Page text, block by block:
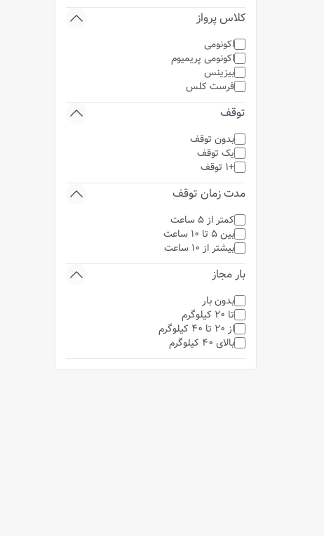
کلاس پرواز
اکونومی
اکونومی پریمیوم
بیزینس
فرست کلس
توقف
بدون توقف
یک توقف
+1 توقف
مدت زمان توقف
کمتر از 5 ساعت
بین 5 تا 10 ساعت
بیشتر از 10 ساعت
بار مجاز
بدون بار
تا 20 کیلوگرم
از 20 تا 40 کیلوگرم
بالای 40 کیلوگرم